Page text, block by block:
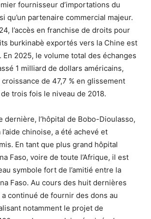
fournisseur d’importations du
qu’un partenaire commercial majeur.
l’accès en franchise de droits pour
burkinabè exportés vers la Chine est
2025, le volume total des échanges
1 milliard de dollars américains,
de 47,7 % en glissement
trois fois le niveau de 2018.
dernière, l’hôpital de Bobo-Dioulasso,
chinoise, a été achevé et
En tant que plus grand hôpital
Faso, voire de toute l’Afrique, il est
symbole fort de l’amitié entre la
Faso. Au cours des huit dernières
continué de fournir des dons au
notamment le projet de